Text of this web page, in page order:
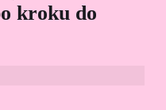
kroku do